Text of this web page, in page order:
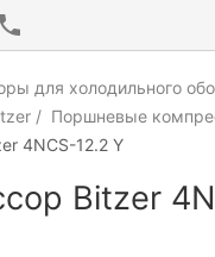
для холодильного
Поршневые
4NCS-12.2 Y
Bitzer